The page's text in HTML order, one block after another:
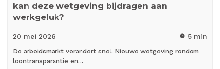
kan deze wetgeving bijdragen aan
werkgeluk?
20 mei 2026 timer 5 min
De arbeidsmarkt verandert snel. Nieuwe wetgeving rondom
loontransparantie en…